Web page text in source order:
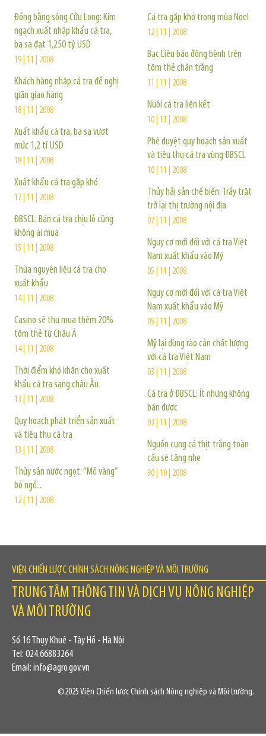
Đồng bằng sông Cửu Long: Kim
ngạch xuất nhập khẩu cá tra,
ba sa đạt 1,250 tỷ USD
19 | 11 | 2008
Khách hàng nhập cá tra đề nghị
giãn giao hàng
18 | 11 | 2008
Xuất khẩu cá tra, ba sa vượt
mức 1,2 tỉ USD
18 | 11 | 2008
Xuất khẩu cá tra gặp khó
17 | 11 | 2008
ĐBSCL: Bán cá tra chịu lỗ cũng
không ai mua
15 | 11 | 2008
Thừa nguyên liệu cá tra cho
xuất khẩu
14 | 11 | 2008
Casino sẽ thu mua thêm 20%
tôm thẻ từ Châu Á
14 | 11 | 2008
Thời điểm khó khăn cho xuất
khẩu cá tra sang châu Âu
13 | 11 | 2008
Quy hoạch phát triển sản xuất
và tiêu thụ cá tra
13 | 11 | 2008
Thủy sản nước ngọt: “Mỏ vàng”
bỏ ngỏ...
12 | 11 | 2008
Cá tra gặp khó trong mùa Noel
12 | 11 | 2008
Bạc Liêu báo động bệnh trên
tôm thẻ chân trắng
11 | 11 | 2008
Nuôi cá tra liên kết
10 | 11 | 2008
Phê duyệt quy hoạch sản xuất
và tiêu thụ cá tra vùng ĐBSCL
10 | 11 | 2008
Thủy hải sản chế biến: Trầy trật
trở lại thị trường nội địa
07 | 11 | 2008
Nguy cơ mới đối với cá tra Việt
Nam xuất khẩu vào Mỹ
05 | 11 | 2008
Nguy cơ mới đối với cá tra Việt
Nam xuất khẩu vào Mỹ
05 | 11 | 2008
Mỹ lại dùng rào cản chất lượng
với cá tra Việt Nam
03 | 11 | 2008
Cá tra ở ĐBSCL: Ít nhưng không
bán được
03 | 11 | 2008
Nguồn cung cá thịt trắng toàn
cầu sẽ tăng nhẹ
30 | 10 | 2008
VIỆN CHIẾN LƯỢC CHÍNH SÁCH NÔNG NGHIỆP VÀ MÔI TRƯỜNG
TRUNG TÂM THÔNG TIN VÀ DỊCH VỤ NÔNG NGHIỆP
VÀ MÔI TRƯỜNG
Số 16 Thụy Khuê - Tây Hồ - Hà Nội
Tel: 024.66883264
Email: info@agro.gov.vn
©2025 Viện Chiến lược Chính sách Nông nghiệp và Môi trường.